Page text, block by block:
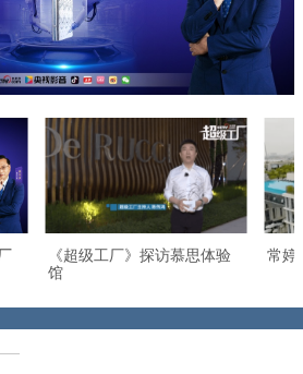
《超级工厂》探访慕思体验
馆
常婷